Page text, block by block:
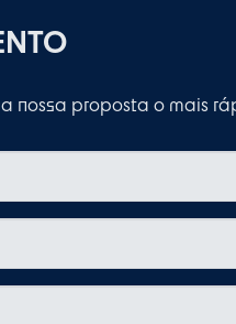
nossa proposta o mais